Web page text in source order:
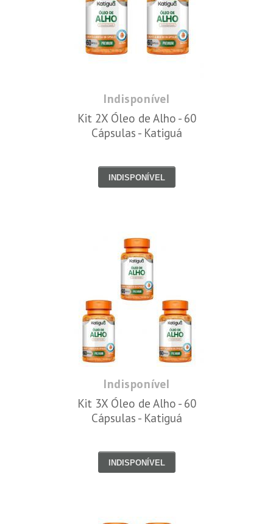
Indisponível
Kit 2X Óleo de Alho - 60
Cápsulas - Katiguá
INDISPONÍVEL
Indisponível
Kit 3X Óleo de Alho - 60
Cápsulas - Katiguá
INDISPONÍVEL